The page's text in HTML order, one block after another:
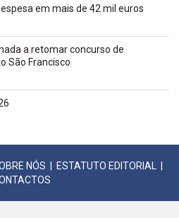
em mais de 42 mil euros
a retomar concurso de
São Francisco
NÓS ESTATUTO EDITORIAL